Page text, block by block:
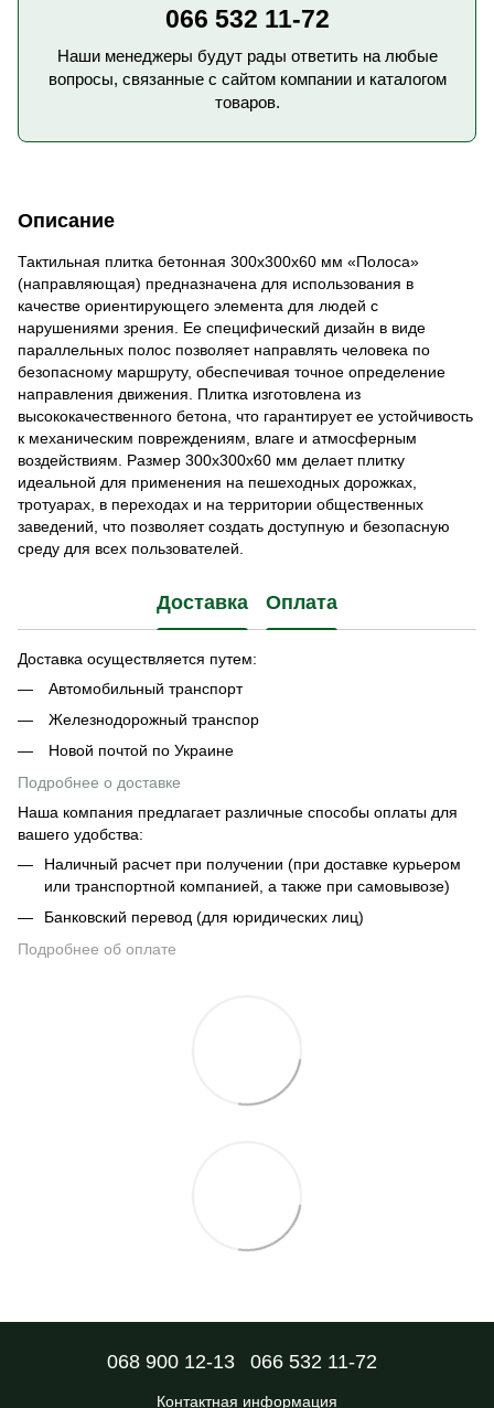
066 532 11-72
Наши менеджеры будут рады ответить на любые
вопросы, связанные с сайтом компании и каталогом
товаров.
Описание
Тактильная плитка бетонная 300х300х60 мм «Полоса»
(направляющая) предназначена для использования в
качестве ориентирующего элемента для людей с
нарушениями зрения. Ее специфический дизайн в виде
параллельных полос позволяет направлять человека по
безопасному маршруту, обеспечивая точное определение
направления движения. Плитка изготовлена из
высококачественного бетона, что гарантирует ее устойчивость
к механическим повреждениям, влаге и атмосферным
воздействиям. Размер 300х300х60 мм делает плитку
идеальной для применения на пешеходных дорожках,
тротуарах, в переходах и на территории общественных
заведений, что позволяет создать доступную и безопасную
среду для всех пользователей.
Доставка Оплата
Доставка осуществляется путем:
Автомобильный транспорт
Железнодорожный транспор
Новой почтой по Украине
Подробнее о доставке
Наша компания предлагает различные способы оплаты для
вашего удобства:
Наличный расчет при получении (при доставке курьером
или транспортной компанией, а также при самовывозе)
Банковский перевод (для юридических лиц)
Подробнее об оплате
068 900 12-13 066 532 11-72
Контактная информация